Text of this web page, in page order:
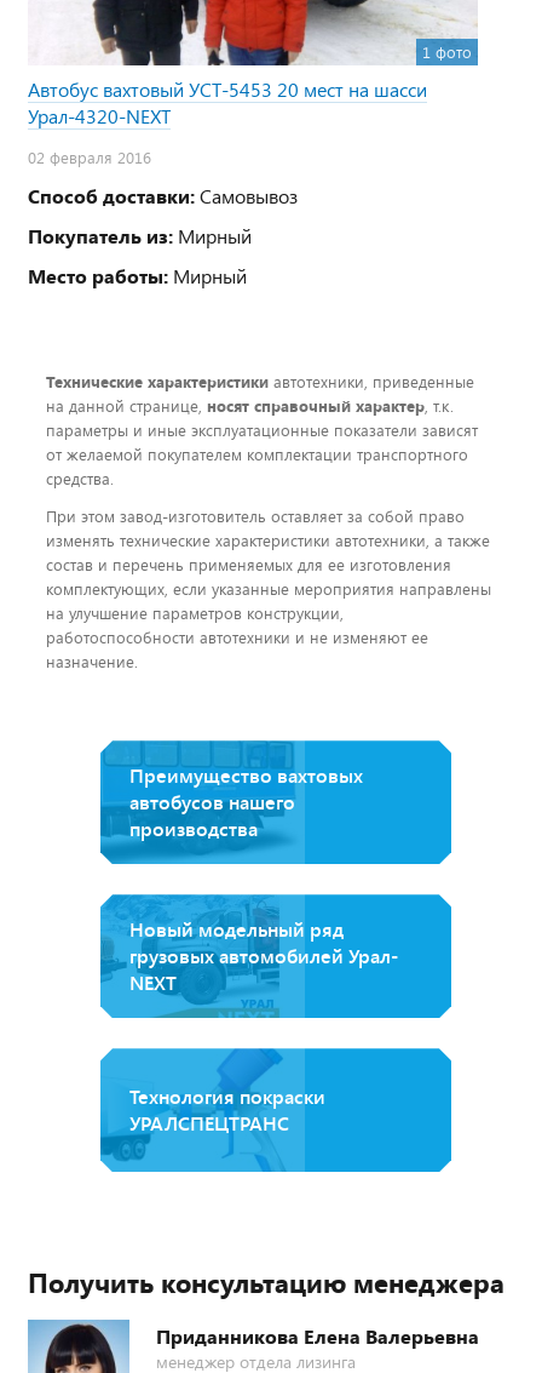
1 фото
Автобус вахтовый УСТ-5453 20 мест на шасси
Урал-4320-NEXT
02 февраля 2016
Способ доставки:Самовывоз
Покупатель из: Мирный
Место работы: Мирный
Технические характеристики автотехники, приведенные
на данной странице, носят справочный характер, т.к.
параметры и иные эксплуатационные показатели зависят
от желаемой покупателем комплектации транспортного
средства.
При этом завод-изготовитель оставляет за собой право
изменять технические характеристики автотехники, а также
состав и перечень применяемых для ее изготовления
комплектующих, если указанные мероприятия направлены
на улучшение параметров конструкции,
работоспособности автотехники и не изменяют ее
назначение.
Преимущество вахтовых
автобусов нашего
производства
Новый модельный ряд
грузовых автомобилей Урал-
NEXT
Технология покраски
УРАЛСПЕЦТРАНС
Получить консультацию менеджера
Приданникова Елена Валерьевна
менеджер отдела лизинга